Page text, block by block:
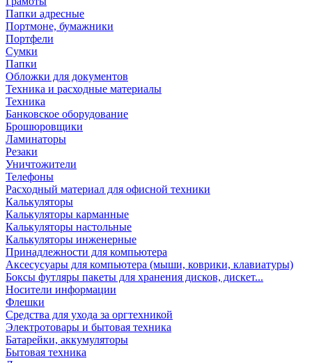
Папки адресные
Портмоне, бумажники
Портфели
Сумки
Папки
Обложки для документов
Техника и расходные материалы
Техника
Банковское оборудование
Брошюровщики
Ламинаторы
Резаки
Уничтожители
Телефоны
Расходный материал для офисной техники
Калькуляторы
Калькуляторы карманные
Калькуляторы настольные
Калькуляторы инженерные
Принадлежности для компьютера
Аксесусуары для компьютера (мыши, коврики, клавиатуры)
Боксы футляры пакеты для хранения дисков, дискет...
Носители информации
Флешки
Средства для ухода за оргтехникой
Электротовары и бытовая техника
Батарейки, аккумуляторы
Бытовая техника